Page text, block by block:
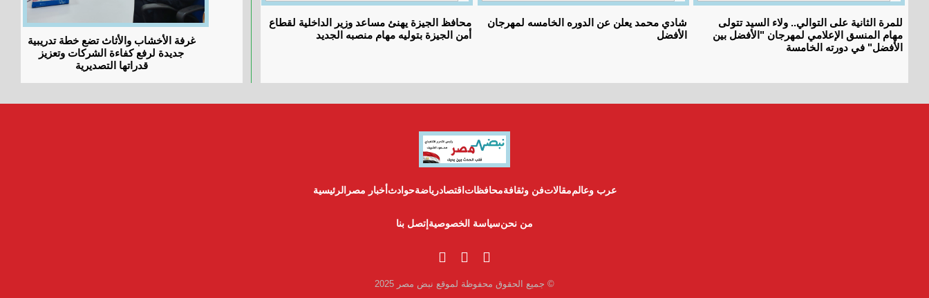
محافظ الجيزة يهنئ مساعد وزير الداخلية لقطاع
أمن الجيزة بتوليه مهام منصبه الجديد
شادي محمد يعلن عن الدوره الخامسه لمهرجان
الأفضل
للمرة الثانية على التوالي.. ولاء السيد تتولى
مهام المنسق الإعلامي لمهرجان "الأفضل بين
الأفضل" في دورته الخامسة
غرفة الأخشاب والأثاث تضع خطة تدريبية
جديدة لرفع كفاءة الشركات وتعزيز
قدراتها التصديرية
عرب وعالممقالاتفن وثقافةمحافظات اقتصادرياضةحوادث أخبار مصر الرئيسية
من نحنسياسة الخصوصية إتصل بنا
© جميع الحقوق محفوظة لموقع نبض مصر 2025